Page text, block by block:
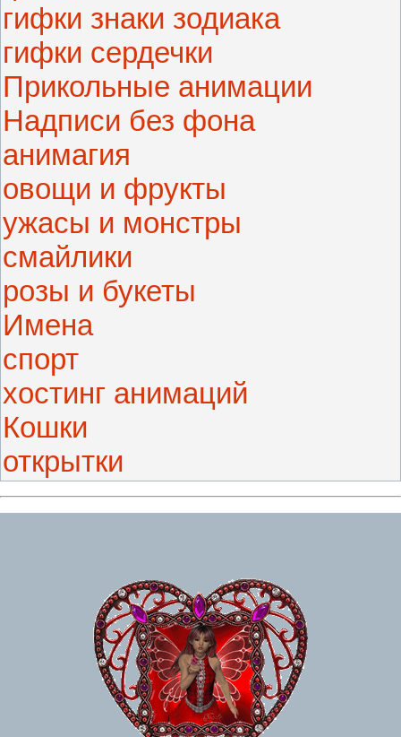
гифки знаки зодиака
гифки сердечки
Прикольные анимации
Надписи без фона
анимагия
овощи и фрукты
ужасы и монстры
смайлики
розы и букеты
Имена
спорт
хостинг анимаций
Кошки
открытки